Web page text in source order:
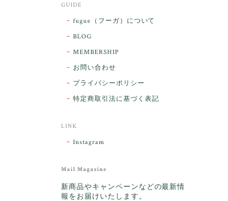
GUIDE
fugue（フーガ）について
BLOG
MEMBERSHIP
お問い合わせ
プライバシーポリシー
特定商取引法に基づく表記
LINK
Instagram
Mail Magazine
新商品やキャンペーンなどの最新情
報をお届けいたします。